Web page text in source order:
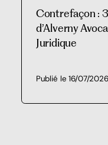
Contrefaçon :
d’Alverny
Juridique
Publié le 16/07/2026